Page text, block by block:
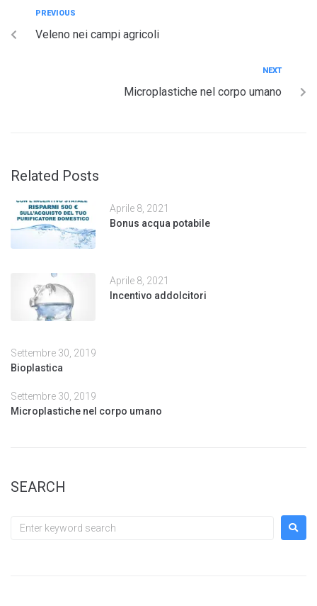
PREVIOUS
Veleno nei campi agricoli
NEXT
Microplastiche nel corpo umano
Related Posts
Aprile 8, 2021
Bonus acqua potabile
Aprile 8, 2021
Incentivo addolcitori
Settembre 30, 2019
Bioplastica
Settembre 30, 2019
Microplastiche nel corpo umano
SEARCH